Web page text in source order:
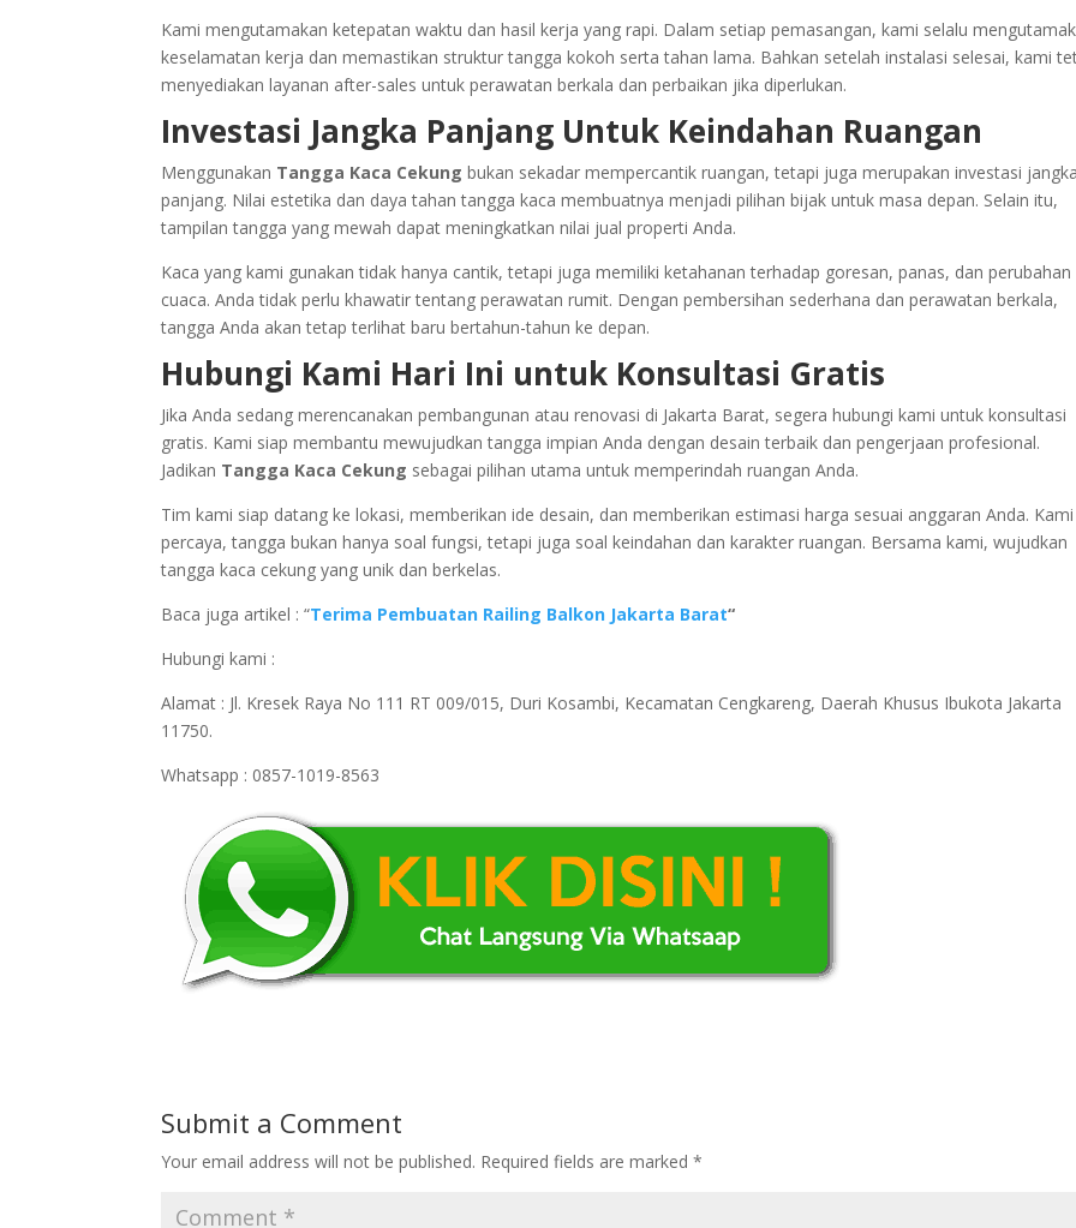
Kami mengutamakan ketepatan waktu dan hasil kerja yang rapi. Dalam setiap pemasangan, kami selalu
keselamatan kerja dan memastikan struktur tangga kokoh serta tahan lama. Bahkan setelah instalasi selesai, kami
menyediakan layanan after-sales untuk perawatan berkala dan perbaikan jika diperlukan.
Investasi Jangka Panjang Untuk Keindahan Ruangan
Menggunakan Tangga Kaca Cekung bukan sekadar mempercantik ruangan, tetapi juga merupakan investasi
panjang. Nilai estetika dan daya tahan tangga kaca membuatnya menjadi pilihan bijak untuk masa depan. Selain itu,
tampilan tangga yang mewah dapat meningkatkan nilai jual properti Anda.
Kaca yang kami gunakan tidak hanya cantik, tetapi juga memiliki ketahanan terhadap goresan, panas, dan perubahan
cuaca. Anda tidak perlu khawatir tentang perawatan rumit. Dengan pembersihan sederhana dan perawatan berkala,
tangga Anda akan tetap terlihat baru bertahun-tahun ke depan.
Hubungi Kami Hari Ini untuk Konsultasi Gratis
Jika Anda sedang merencanakan pembangunan atau renovasi di Jakarta Barat, segera hubungi kami untuk konsultasi
gratis. Kami siap membantu mewujudkan tangga impian Anda dengan desain terbaik dan pengerjaan profesional.
Jadikan Tangga Kaca Cekung sebagai pilihan utama untuk memperindah ruangan Anda.
Tim kami siap datang ke lokasi, memberikan ide desain, dan memberikan estimasi harga sesuai anggaran Anda. Kami
percaya, tangga bukan hanya soal fungsi, tetapi juga soal keindahan dan karakter ruangan. Bersama kami, wujudkan
tangga kaca cekung yang unik dan berkelas.
Baca juga artikel : “Terima Pembuatan Railing Balkon Jakarta Barat“
Hubungi kami :
Alamat : Jl. Kresek Raya No 111 RT 009/015, Duri Kosambi, Kecamatan Cengkareng, Daerah Khusus Ibukota Jakarta
11750.
Whatsapp : 0857-1019-8563
Submit a Comment
Your email address will not be published. Required fields are marked*